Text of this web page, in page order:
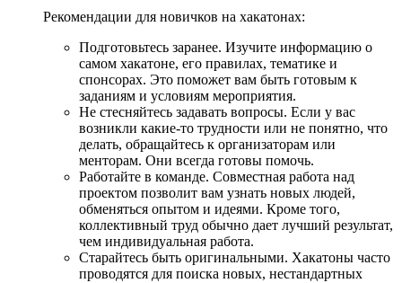
Рекомендации для новичков на хакатонах:
Подготовьтесь заранее. Изучите информацию о
самом хакатоне, его правилах, тематике и
спонсорах. Это поможет вам быть готовым к
заданиям и условиям мероприятия.
Не стесняйтесь задавать вопросы. Если у вас
возникли какие-то трудности или не понятно, что
делать, обращайтесь к организаторам или
менторам. Они всегда готовы помочь.
Работайте в команде. Совместная работа над
проектом позволит вам узнать новых людей,
обменяться опытом и идеями. Кроме того,
коллективный труд обычно дает лучший результат,
чем индивидуальная работа.
Старайтесь быть оригинальными. Хакатоны часто
проводятся для поиска новых, нестандартных